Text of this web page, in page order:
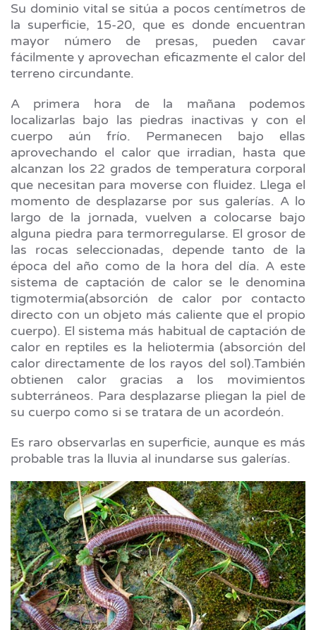
Su dominio vital se sitúa a pocos centímetros de
la superficie, 15-20, que es donde encuentran
mayor número de presas, pueden cavar
fácilmente y aprovechan eficazmente el calor del
terreno circundante.
A primera hora de la mañana podemos
localizarlas bajo las piedras inactivas y con el
cuerpo aún frío. Permanecen bajo ellas
aprovechando el calor que irradian, hasta que
alcanzan los 22 grados de temperatura corporal
que necesitan para moverse con fluidez. Llega el
momento de desplazarse por sus galerías. A lo
largo de la jornada, vuelven a colocarse bajo
alguna piedra para termorregularse. El grosor de
las rocas seleccionadas, depende tanto de la
época del año como de la hora del día. A este
sistema de captación de calor se le denomina
tigmotermia(absorción de calor por contacto
directo con un objeto más caliente que el propio
cuerpo). El sistema más habitual de captación de
calor en reptiles es la heliotermia (absorción del
calor directamente de los rayos del sol).También
obtienen calor gracias a los movimientos
subterráneos. Para desplazarse pliegan la piel de
su cuerpo como si se tratara de un acordeón.
Es raro observarlas en superficie, aunque es más
probable tras la lluvia al inundarse sus galerías.